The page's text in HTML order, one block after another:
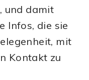
und damit
Infos, die sie
mit
Kontakt zu